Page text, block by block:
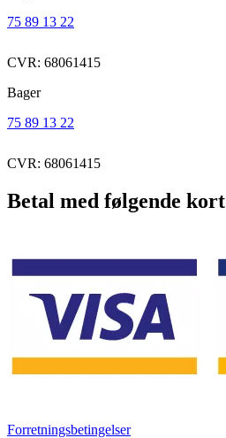
75 89 13 22
CVR: 68061415
Bager
75 89 13 22
CVR: 68061415
Betal med følgende kort
Forretningsbetingelser